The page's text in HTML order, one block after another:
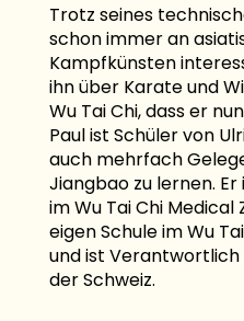
Trotz seines
schon immer an
Kampfkünsten
ihn über Karate und
Wu Tai Chi, dass er
Paul ist Schüler von
auch mehrfach
Jiangbao zu lernen.
im Wu Tai Chi
eigen Schule im Wu
und ist Verantwortlich
der Schweiz.